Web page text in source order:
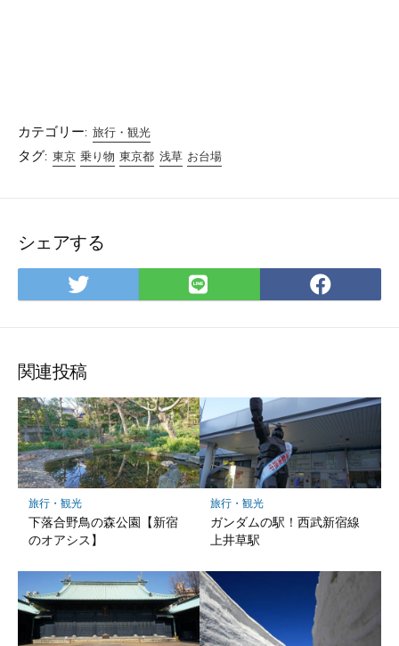
カテゴリー: 旅行・観光
タグ: 東京 乗り物 東京都 浅草 お台場
シェアする
Twitter
で
LINE
で
で
関連投稿
旅行・観光
下落合野鳥の森公園【新宿
のオアシス】
旅行・観光
ガンダムの駅！西武新宿線
上井草駅